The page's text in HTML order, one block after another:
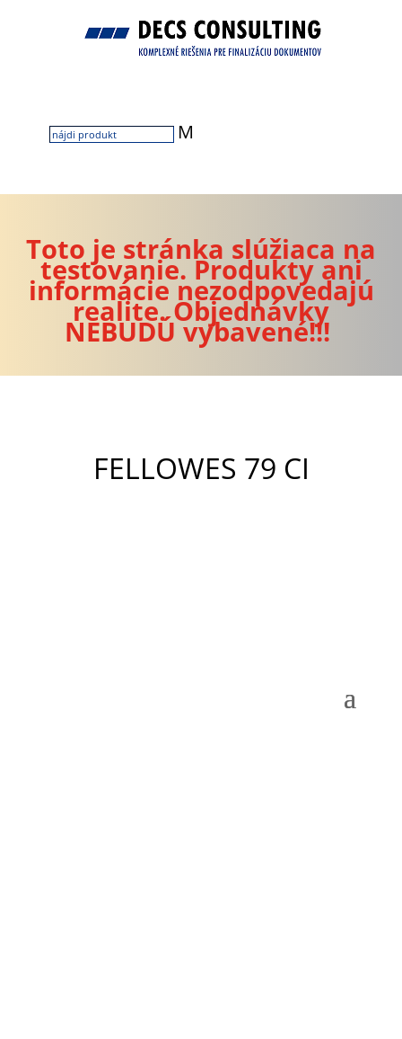
M
Toto je stránka slúžiaca na
testovanie. Produkty ani
informácie nezodpovedajú
realite. Objednávky
NEBUDÚ vybavené!!!
FELLOWES 79 CI